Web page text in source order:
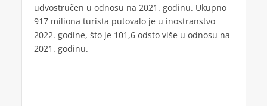
udvostručen u odnosu na 2021. godinu. Ukupno
917 miliona turista putovalo je u inostranstvo
2022. godine, što je 101,6 odsto više u odnosu na
2021. godinu.